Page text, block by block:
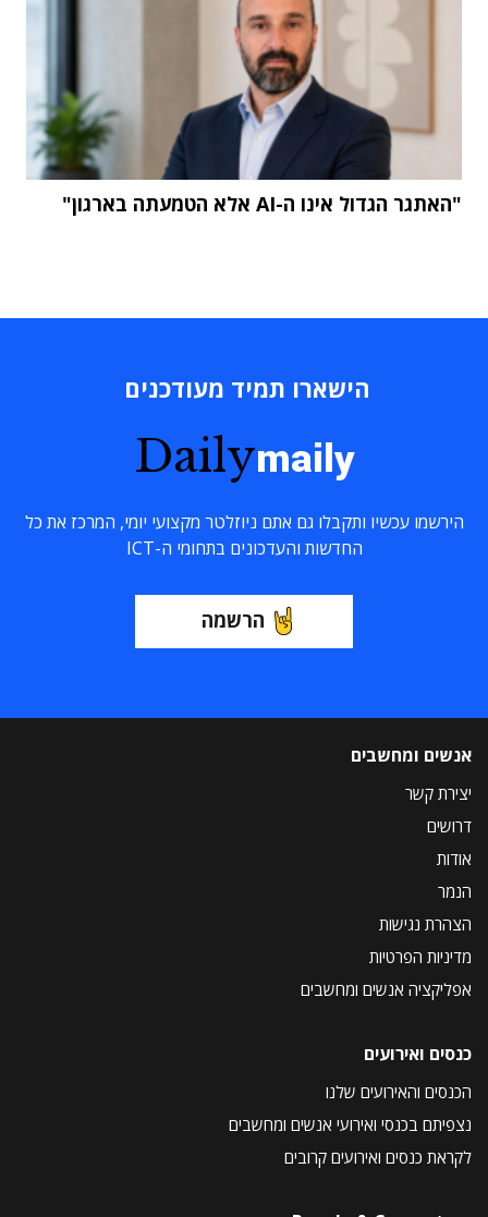
"האתגר הגדול אינו ה-AI אלא הטמעתה בארגון"
הישארו תמיד מעודכנים
Dailymaily
הירשמו עכשיו ותקבלו גם אתם ניוזלטר מקצועי יומי, המרכז את כל
החדשות והעדכונים בתחומי ה-ICT
הרשמה
אנשים ומחשבים
יצירת קשר
דרושים
אודות
הנמר
הצהרת נגישות
מדיניות הפרטיות
אפליקציה אנשים ומחשבים
כנסים ואירועים
הכנסים והאירועים שלנו
נצפיתם בכנסי ואירועי אנשים ומחשבים
לקראת כנסים ואירועים קרובים